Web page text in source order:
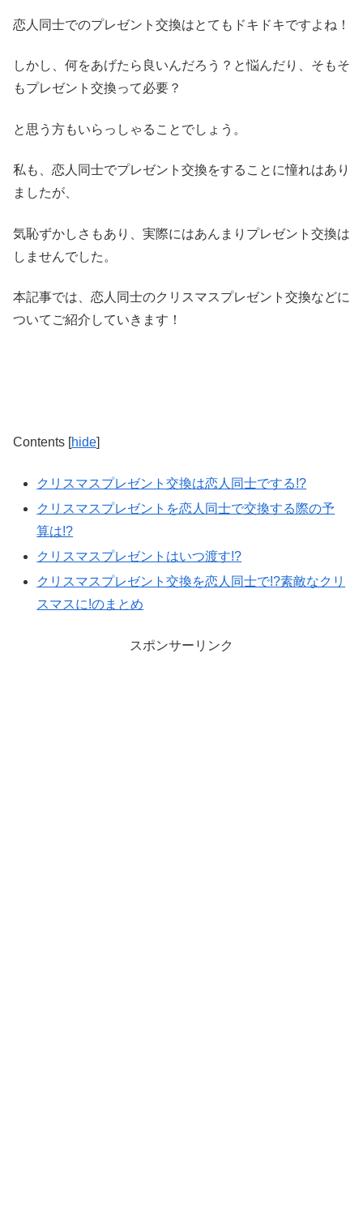
恋人同士でのプレゼント交換はとてもドキドキですよね！
しかし、何をあげたら良いんだろう？と悩んだり、そもそ
もプレゼント交換って必要？
と思う方もいらっしゃることでしょう。
私も、恋人同士でプレゼント交換をすることに憧れはあり
ましたが、
気恥ずかしさもあり、実際にはあんまりプレゼント交換は
しませんでした。
本記事では、恋人同士のクリスマスプレゼント交換などに
ついてご紹介していきます！
Contents [hide]
クリスマスプレゼント交換は恋人同士でする!?
クリスマスプレゼントを恋人同士で交換する際の予
算は!?
クリスマスプレゼントはいつ渡す!?
クリスマスプレゼント交換を恋人同士で!?素敵なクリ
スマスに!のまとめ
スポンサーリンク